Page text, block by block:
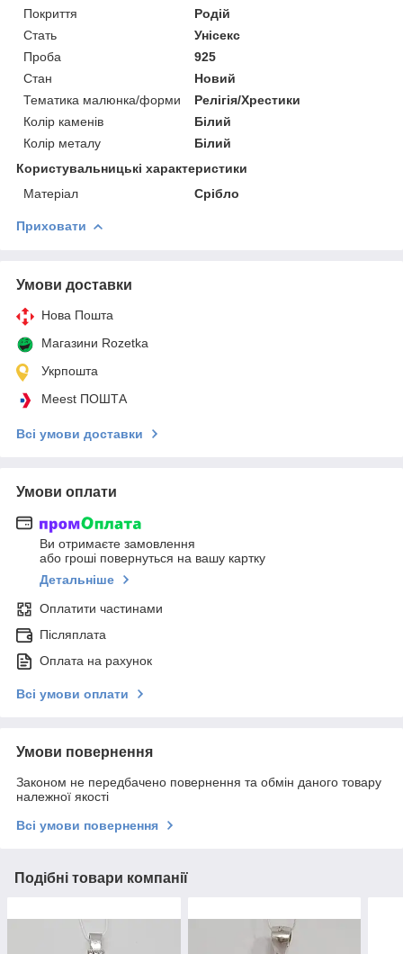
Покриття
Родій
Стать
Унісекс
Проба
925
Стан
Новий
Тематика малюнка/форми
Релігія/Хрестики
Колір каменів
Білий
Колір металу
Білий
Користувальницькі характеристики
Матеріал
Срібло
Приховати
Умови доставки
Нова Пошта
Магазини Rozetka
Укрпошта
Meest ПОШТА
Всі умови доставки
Умови оплати
Ви отримаєте замовлення
або гроші повернуться на вашу картку
Детальніше
Оплатити частинами
Післяплата
Оплата на рахунок
Всі умови оплати
Умови повернення
Законом не передбачено повернення та обмін даного товару
належної якості
Всі умови повернення
Подібні товари компанії